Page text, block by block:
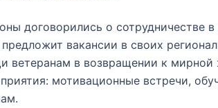
договорились о сотрудничестве
вакансии в своих
ветеранам в возвращении к мирной
мотивационные встречи,